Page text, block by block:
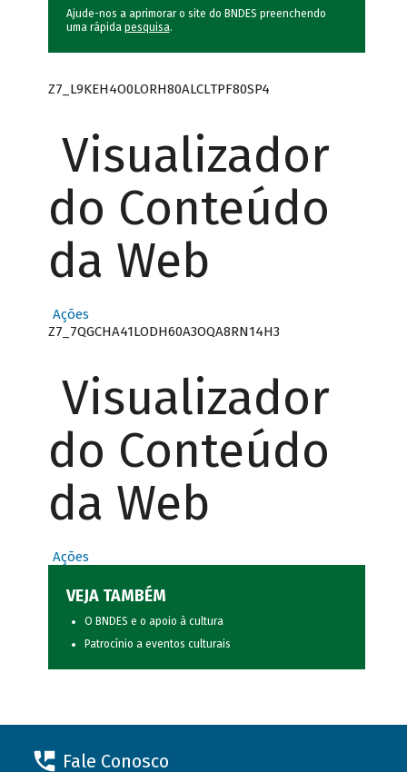
Ajude-nos a aprimorar o site do BNDES preenchendo
uma rápida pesquisa.
Z7_L9KEH4O0LORH80ALCLTPF80SP4
Visualizador
do Conteúdo
da Web
Ações
Z7_7QGCHA41LODH60A3OQA8RN14H3
Visualizador
do Conteúdo
da Web
Ações
VEJA TAMBÉM
O BNDES e o apoio à cultura
Patrocínio a eventos culturais
Fale Conosco